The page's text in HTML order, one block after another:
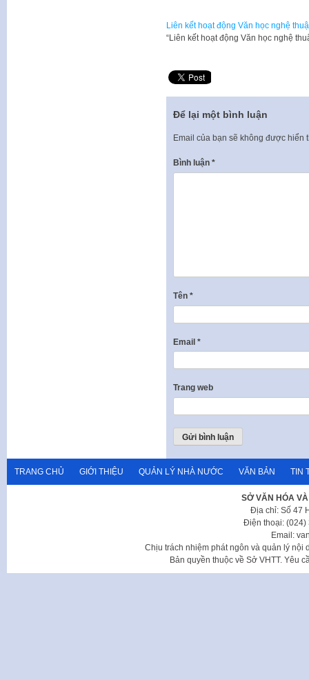
Liên kết hoạt động Văn học nghệ
​“Liên kết hoạt động Văn học nghệ
Để lại một bình luận
Email của bạn sẽ không được hiển
Bình luận *
Tên *
Email *
Trang web
TRANG CHỦ GIỚI THIỆU QUẢN LÝ NHÀ NƯỚC VĂN BẢN TIN
SỞ VĂN HÓA
Địa chỉ: Số 47
Điện thoại: (024)
Email:
Chịu trách nhiệm phát ngôn và quản lý nội
Bản quyền thuộc về Sở VHTT. Yêu